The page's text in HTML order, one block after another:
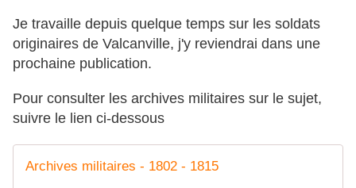
Je travaille depuis quelque temps sur les soldats
originaires de Valcanville, j'y reviendrai dans une
prochaine publication.
Pour consulter les archives militaires sur le sujet,
suivre le lien ci-dessous
Archives militaires - 1802 - 1815